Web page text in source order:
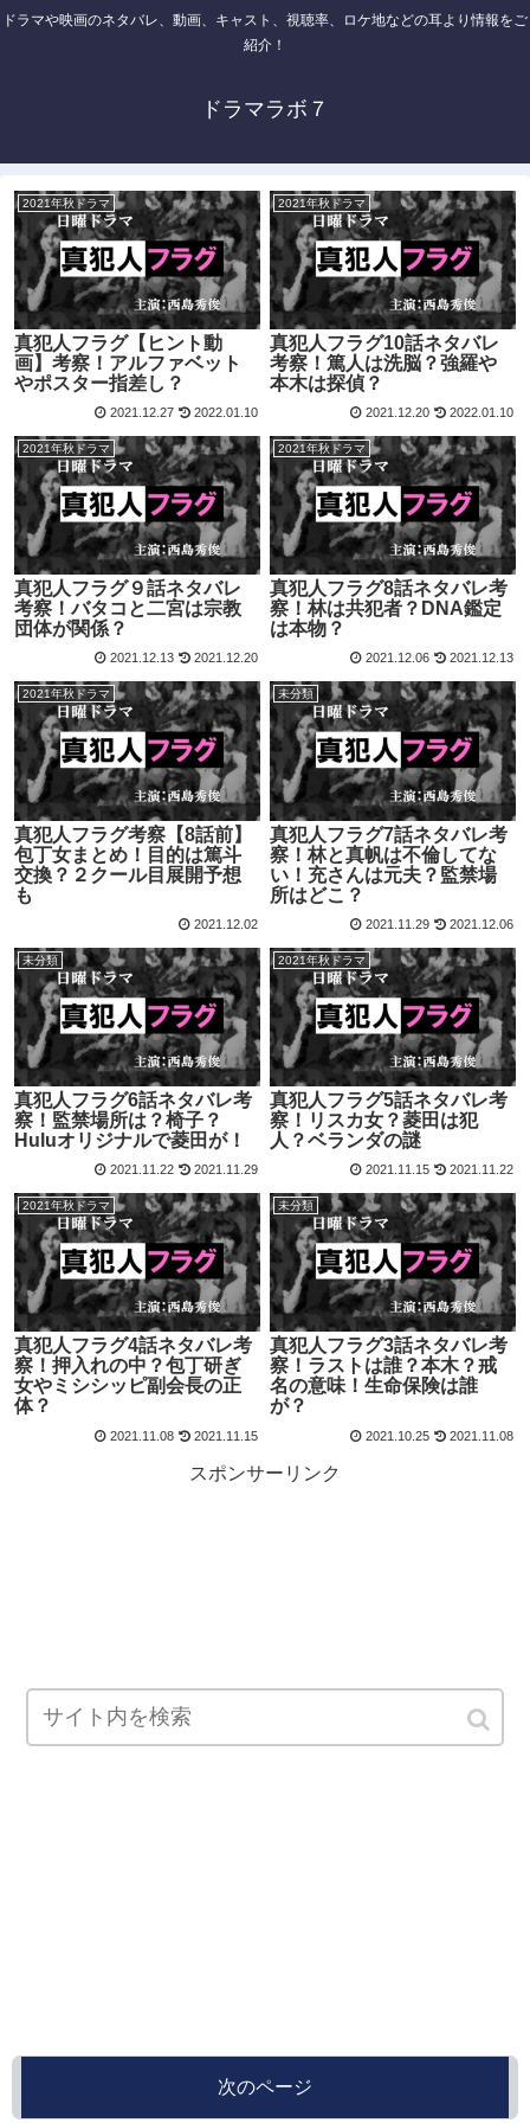
ドラマや映画のネタバレ、動画、キャスト、視聴率、ロケ地などの耳より情報をご
紹介！
ドラマラボ７
2021年秋ドラマ
真犯人フラグ【ヒント動
画】考察！アルファベット
やポスター指差し？
2021.12.27 2022.01.10
2021年秋ドラマ
真犯人フラグ10話ネタバレ
考察！篤人は洗脳？強羅や
本木は探偵？
2021.12.20 2022.01.10
2021年秋ドラマ
真犯人フラグ９話ネタバレ
考察！バタコと二宮は宗教
団体が関係？
2021.12.13 2021.12.20
2021年秋ドラマ
真犯人フラグ8話ネタバレ考
察！林は共犯者？DNA鑑定
は本物？
2021.12.06 2021.12.13
2021年秋ドラマ
真犯人フラグ考察【8話前】
包丁女まとめ！目的は篤斗
交換？２クール目展開予想
も
2021.12.02
未分類
真犯人フラグ7話ネタバレ考
察！林と真帆は不倫してな
い！充さんは元夫？監禁場
所はどこ？
2021.11.29 2021.12.06
未分類
真犯人フラグ6話ネタバレ考
察！監禁場所は？椅子？
Huluオリジナルで菱田が！
2021.11.22 2021.11.29
2021年秋ドラマ
真犯人フラグ5話ネタバレ考
察！リスカ女？菱田は犯
人？ベランダの謎
2021.11.15 2021.11.22
2021年秋ドラマ
真犯人フラグ4話ネタバレ考
察！押入れの中？包丁研ぎ
女やミシシッピ副会長の正
体？
2021.11.08 2021.11.15
未分類
真犯人フラグ3話ネタバレ考
察！ラストは誰？本木？戒
名の意味！生命保険は誰
が？
2021.10.25 2021.11.08
スポンサーリンク
次のページ